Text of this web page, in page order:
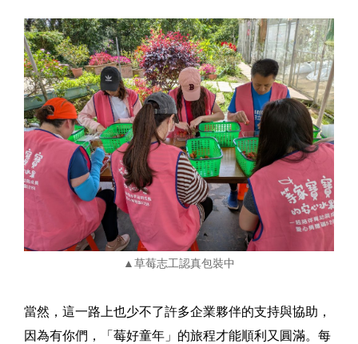
▲草莓志工認真包裝中
當然，這一路上也少不了許多企業夥伴的支持與協助，
因為有你們，「莓好童年」的旅程才能順利又圓滿。每